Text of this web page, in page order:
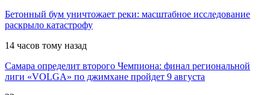
Бетонный бум уничтожает реки: масштабное исследование
раскрыло катастрофу
14 часов тому назад
Самара определит второго Чемпиона: финал региональной
лиги «VOLGA» по джимхане пройдет 9 августа